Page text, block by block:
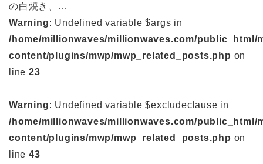
の白焼き、…
Warning: Undefined variable $args in
/home/millionwaves/millionwaves.com/public_html/
content/plugins/mwp/mwp_related_posts.php on
line 23
Warning: Undefined variable $excludeclause in
/home/millionwaves/millionwaves.com/public_html/
content/plugins/mwp/mwp_related_posts.php on
line 43